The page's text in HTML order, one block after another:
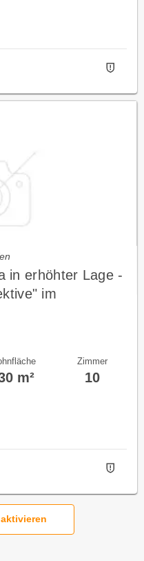
in erhöhter Lage -
im
m²
Zimmer
10